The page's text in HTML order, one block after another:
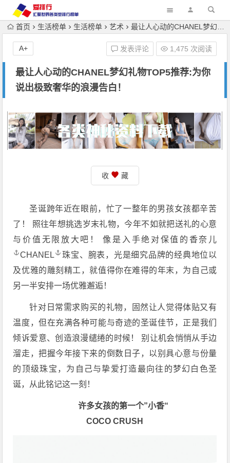
首页 生活榜单 生活榜单 艺术 最让人心动的CHANEL梦幻礼物TOP5推荐:为你说出极致奢华的浪漫告白！
最让人心动的CHANEL梦幻礼物TOP5推荐:为你
说出极致奢华的浪漫告白！
发表评论 1,475 次阅读
A+
收 藏
圣诞跨年近在眼前，忙了一整年的男孩女孩都辛苦
了！ 照往年想挑选岁末礼物，今年不如就把送礼的心意
与价值无限放大吧！ 像是入手绝对保值的 香奈儿
CHANEL
珠宝、腕表，光是细究品牌的经典地位以
及优雅的雕刻精工，就值得你在难得的年末，为自己或
另一半安排一场优雅邂逅！
针对日常需求购买的礼物，固然让人觉得体贴又有
温度，但在充满各种可能与奇迹的圣诞佳节，正是我们
倾诉爱意、创造浪漫缱绻的时候！ 别让机会悄悄从手边
溜走，把握今年接下来的倒数日子，以别具心意与份量
的顶级珠宝，为自己与挚爱打造最向往的梦幻白色圣
诞，从此铭记这一刻！
许多女孩的第一个”小香“
COCO CRUSH